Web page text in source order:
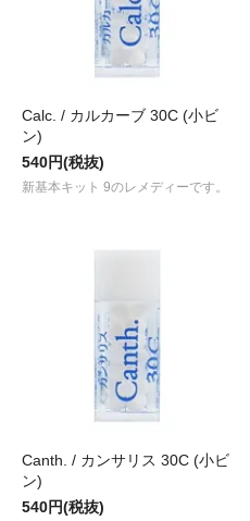
Calc. / カルカーブ 30C (小ビ
ン)
540円(税抜)
新基本キット 9のレメディーです。
Canth. / カンサリス 30C (小ビ
ン)
540円(税抜)